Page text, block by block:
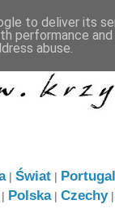
| Świat|
Polska| Czechy|
to deliver its
performance
abuse.